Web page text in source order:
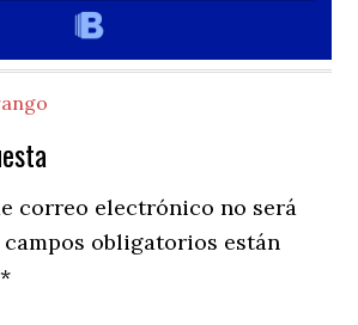
correo electrónico no será
campos obligatorios están
*